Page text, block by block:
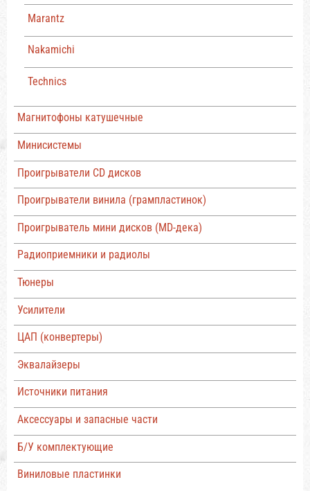
Marantz
Nakamichi
Technics
Магнитофоны катушечные
Минисистемы
Проигрыватели CD дисков
Проигрыватели винила (грампластинок)
Проигрыватель мини дисков (MD-дека)
Радиоприемники и радиолы
Тюнеры
Усилители
ЦАП (конвертеры)
Эквалайзеры
Источники питания
Аксессуары и запасные части
Б/У комплектующие
Виниловые пластинки